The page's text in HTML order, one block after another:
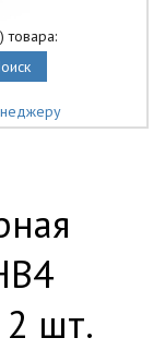
товара:
2 шт.